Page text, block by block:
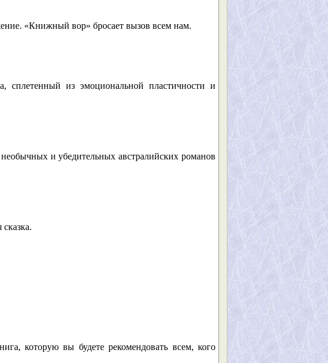
«Книжный вор» бросает вызов всем нам.
сплетенный из эмоциональной пластичности и
и убедительных австралийских романов
которую вы будете рекомендовать всем, кого